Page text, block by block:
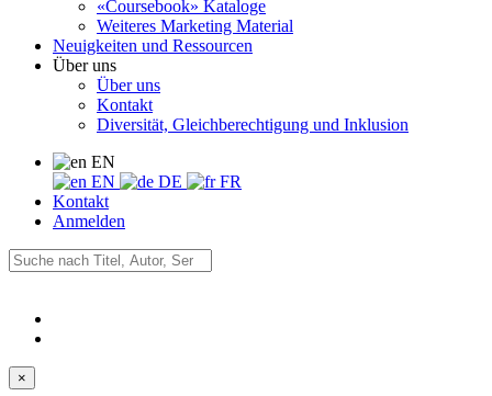
«Coursebook» Kataloge
Weiteres Marketing Material
Neuigkeiten und Ressourcen
Über uns
Über uns
Kontakt
Diversität, Gleichberechtigung und Inklusion
EN
EN
DE
FR
Kontakt
Anmelden
×